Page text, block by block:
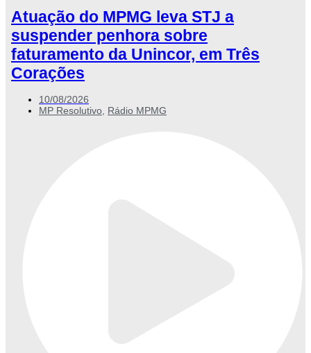
Atuação do MPMG leva STJ a
suspender penhora sobre
faturamento da Unincor, em Três
Corações
10/08/2026
MP Resolutivo, Rádio MPMG